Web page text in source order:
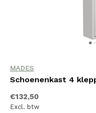
MADES
Schoenenkast 4
€132,50
Excl. btw